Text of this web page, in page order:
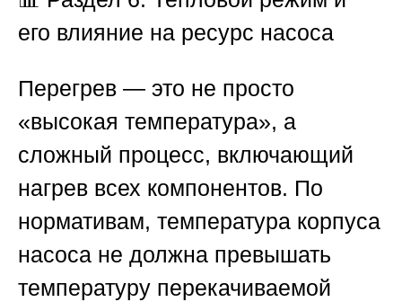
его влияние на ресурс насоса
Перегрев — это не просто
«высокая температура», а
сложный процесс, включающий
нагрев всех компонентов. По
нормативам, температура корпуса
насоса не должна превышать
температуру перекачиваемой